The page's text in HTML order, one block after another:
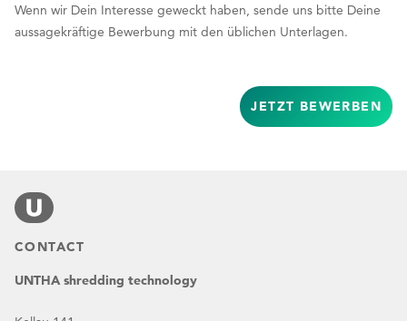
Wenn wir Dein Interesse geweckt haben, sende uns bitte Deine
aussagekräftige Bewerbung mit den üblichen Unterlagen.
JETZT BEWERBEN
CONTACT
UNTHA shredding technology